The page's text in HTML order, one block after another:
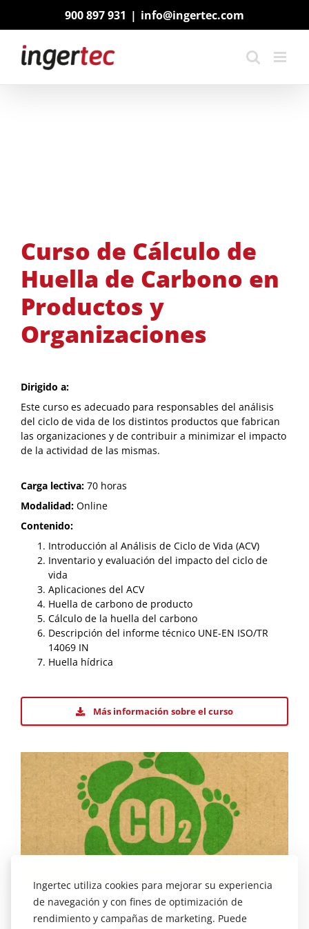
900 897 931 | info@ingertec.com
Curso de Cálculo de
Huella de Carbono en
Productos y
Organizaciones
Dirigido a:
Este curso es adecuado para responsables del análisis
del ciclo de vida de los distintos productos que fabrican
las organizaciones y de contribuir a minimizar el impacto
de la actividad de las mismas.
Carga lectiva: 70 horas
Modalidad: Online
Contenido:
Introducción al Análisis de Ciclo de Vida (ACV)
Inventario y evaluación del impacto del ciclo de
vida
Aplicaciones del ACV
Huella de carbono de producto
Cálculo de la huella del carbono
Descripción del informe técnico UNE-EN ISO/TR
14069 IN
Huella hídrica
Más información sobre el curso
Ingertec utiliza cookies para mejorar su experiencia
de navegación y con fines de optimización de
rendimiento y campañas de marketing. Puede